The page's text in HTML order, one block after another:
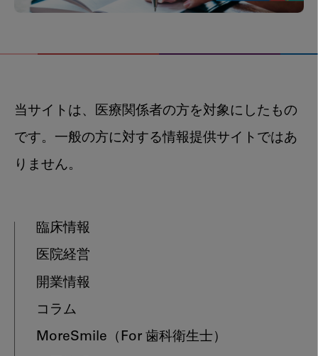
当サイトは、医療関係者の方を対象にしたもの
です。一般の方に対する情報提供サイトではあ
りません。
臨床情報
医院経営
開業情報
コラム
MoreSmile （For 歯科衛生士）